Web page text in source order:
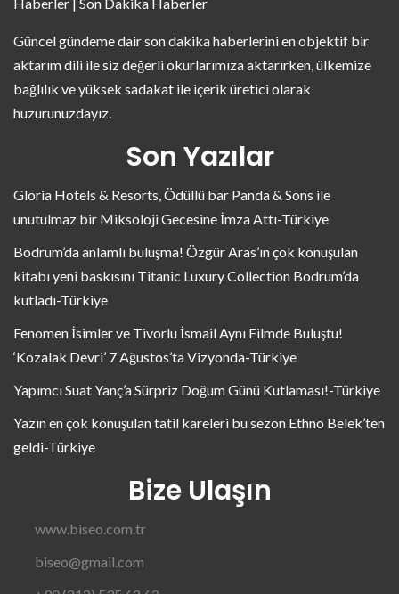
Güncel gündeme dair son dakika haberlerini en objektif bir
aktarım dili ile siz değerli okurlarımıza aktarırken, ülkemize
bağlılık ve yüksek sadakat ile içerik üretici olarak
huzurunuzdayız.
Son Yazılar
Gloria Hotels & Resorts, Ödüllü bar Panda & Sons ile
unutulmaz bir Miksoloji Gecesine İmza Attı-Türkiye
Bodrum’da anlamlı buluşma! Özgür Aras’ın çok konuşulan
kitabı yeni baskısını Titanic Luxury Collection Bodrum’da
kutladı-Türkiye
Fenomen İsimler ve Tivorlu İsmail Aynı Filmde Buluştu!
‘Kozalak Devri’ 7 Ağustos’ta Vizyonda-Türkiye
Yapımcı Suat Yanç’a Sürpriz Doğum Günü Kutlaması!-Türkiye
Yazın en çok konuşulan tatil kareleri bu sezon Ethno Belek’ten
geldi-Türkiye
Bize Ulaşın
www.biseo.com.tr
biseo@gmail.com